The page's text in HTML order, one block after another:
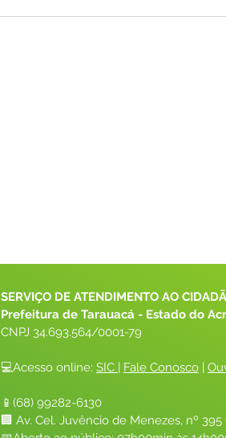
SERVIÇO DE ATENDIMENTO AO
Prefeitura de Tarauacá - Estado do
CNPJ 34.693.564/0001-79
💻Acesso online: SIC | Fale Conosco |
📱(68) 99282-6130
🏢 Av. Cel. Juvêncio de Menezes, nº